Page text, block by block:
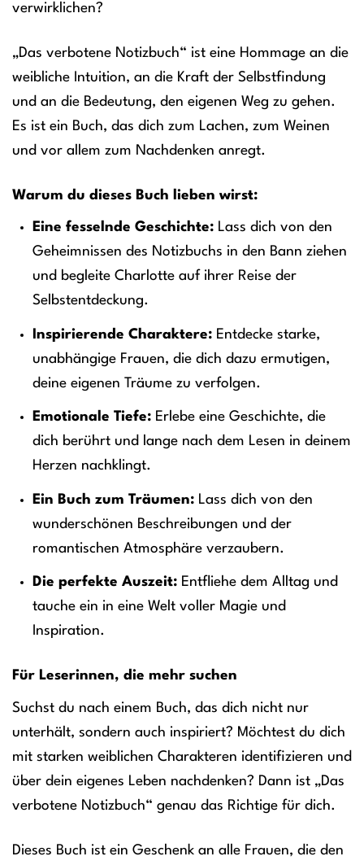
verwirklichen?
„Das verbotene Notizbuch“ ist eine Hommage an die
weibliche Intuition, an die Kraft der Selbstfindung
und an die Bedeutung, den eigenen Weg zu gehen.
Es ist ein Buch, das dich zum Lachen, zum Weinen
und vor allem zum Nachdenken anregt.
Warum du dieses Buch lieben wirst:
Eine fesselnde Geschichte:Lass dich von den
Geheimnissen des Notizbuchs in den Bann ziehen
und begleite Charlotte auf ihrer Reise der
Selbstentdeckung.
Inspirierende Charaktere:Entdecke starke,
unabhängige Frauen, die dich dazu ermutigen,
deine eigenen Träume zu verfolgen.
Emotionale Tiefe:Erlebe eine Geschichte, die
dich berührt und lange nach dem Lesen in deinem
Herzen nachklingt.
Ein Buch zum Träumen:Lass dich von den
wunderschönen Beschreibungen und der
romantischen Atmosphäre verzaubern.
Die perfekte Auszeit:Entfliehe dem Alltag und
tauche ein in eine Welt voller Magie und
Inspiration.
Für Leserinnen, die mehr suchen
Suchst du nach einem Buch, das dich nicht nur
unterhält, sondern auch inspiriert? Möchtest du dich
mit starken weiblichen Charakteren identifizieren und
über dein eigenes Leben nachdenken? Dann ist „Das
verbotene Notizbuch“ genau das Richtige für dich.
Dieses Buch ist ein Geschenk an alle Frauen, die den